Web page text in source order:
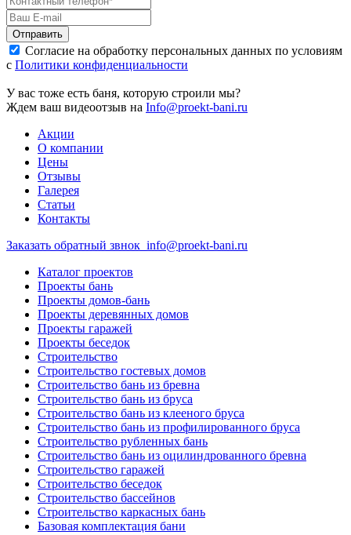
Отправить
Согласие на обработку персональных данных по условиям
с Политики конфиденциальности
У вас тоже есть баня, которую строили мы?
Ждем ваш видеоотзыв на Info@proekt-bani.ru
Акции
О компании
Цены
Отзывы
Галерея
Статьи
Контакты
Заказать обратный звнок info@proekt-bani.ru
Каталог проектов
Проекты бань
Проекты домов-бань
Проекты деревянных домов
Проекты гаражей
Проекты беседок
Строительство
Строительство гостевых домов
Строительство бань из бревна
Строительство бань из бруса
Строительство бань из клееного бруса
Строительство бань из профилированного бруса
Строительство рубленных бань
Строительство бань из оцилиндрованного бревна
Строительство гаражей
Строительство беседок
Строительство бассейнов
Строительство каркасных бань
Базовая комплектация бани